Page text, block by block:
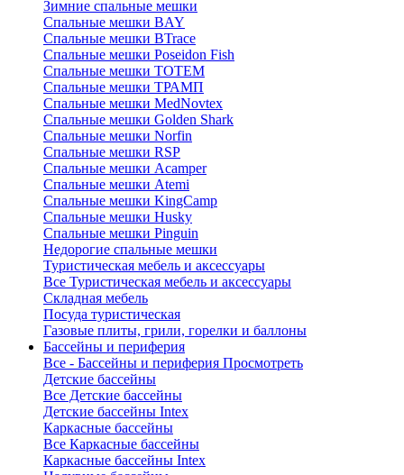
Зимние спальные мешки
Спальные мешки BAY
Спальные мешки BTrace
Спальные мешки Poseidon Fish
Спальные мешки ТОТЕМ
Спальные мешки ТРАМП
Cпальные мешки MedNovtex
Спальные мешки Golden Shark
Спальные мешки Norfin
Спальные мешки RSP
Спальные мешки Acamper
Спальные мешки Atemi
Спальные мешки KingCamp
Спальные мешки Husky
Спальные мешки Pinguin
Недорогие спальные мешки
Туристическая мебель и аксессуары
Все Туристическая мебель и аксессуары
Складная мебель
Посуда туристическая
Газовые плиты, грили, горелки и баллоны
Бассейны и периферия
Все - Бассейны и периферия Просмотреть
Детские бассейны
Все Детские бассейны
Детские бассейны Intex
Каркасные бассейны
Все Каркасные бассейны
Каркасные бассейны Intex